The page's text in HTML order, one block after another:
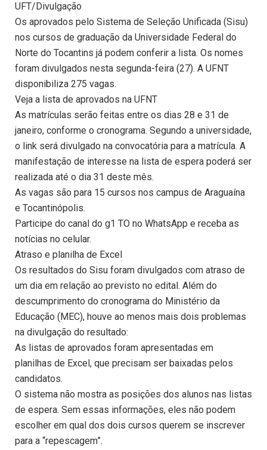
UFT/Divulgação
Os aprovados pelo Sistema de Seleção Unificada (Sisu)
nos cursos de graduação da Universidade Federal do
Norte do Tocantins já podem conferir a lista. Os nomes
foram divulgados nesta segunda-feira (27). A UFNT
disponibiliza 275 vagas.
Veja a lista de aprovados na UFNT
As matrículas serão feitas entre os dias 28 e 31 de
janeiro, conforme o cronograma. Segundo a universidade,
o link será divulgado na convocatória para a matrícula. A
manifestação de interesse na lista de espera poderá ser
realizada até o dia 31 deste mês.
As vagas são para 15 cursos nos campus de Araguaína
e Tocantinópolis.
Participe do canal do g1 TO no WhatsApp e receba as
notícias no celular.
Atraso e planilha de Excel
Os resultados do Sisu foram divulgados com atraso de
um dia em relação ao previsto no edital. Além do
descumprimento do cronograma do Ministério da
Educação (MEC), houve ao menos mais dois problemas
na divulgação do resultado:
As listas de aprovados foram apresentadas em
planilhas de Excel, que precisam ser baixadas pelos
candidatos.
O sistema não mostra as posições dos alunos nas listas
de espera. Sem essas informações, eles não podem
escolher em qual dos dois cursos querem se inscrever
para a “repescagem”.